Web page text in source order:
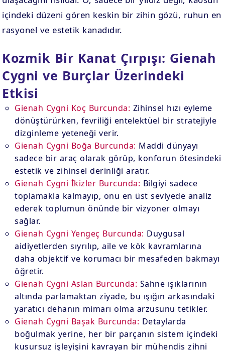
içindeki düzeni gören keskin bir zihin gözü, ruhun en
rasyonel ve estetik kanadıdır.
Kozmik Bir Kanat Çırpışı: Gienah
Cygni ve Burçlar Üzerindeki
Etkisi
Gienah Cygni Koç Burcunda: Zihinsel hızı eyleme
dönüştürürken, fevriliği entelektüel bir stratejiyle
dizginleme yeteneği verir.
Gienah Cygni Boğa Burcunda: Maddi dünyayı
sadece bir araç olarak görüp, konforun ötesindeki
estetik ve zihinsel derinliği aratır.
Gienah Cygni İkizler Burcunda: Bilgiyi sadece
toplamakla kalmayıp, onu en üst seviyede analiz
ederek toplumun önünde bir vizyoner olmayı
sağlar.
Gienah Cygni Yengeç Burcunda: Duygusal
aidiyetlerden sıyrılıp, aile ve kök kavramlarına
daha objektif ve korumacı bir mesafeden bakmayı
öğretir.
Gienah Cygni Aslan Burcunda: Sahne ışıklarının
altında parlamaktan ziyade, bu ışığın arkasındaki
yaratıcı dehanın mimarı olma arzusunu tetikler.
Gienah Cygni Başak Burcunda: Detaylarda
boğulmak yerine, her bir parçanın sistem içindeki
kusursuz işleyişini kavrayan bir mühendis zihni